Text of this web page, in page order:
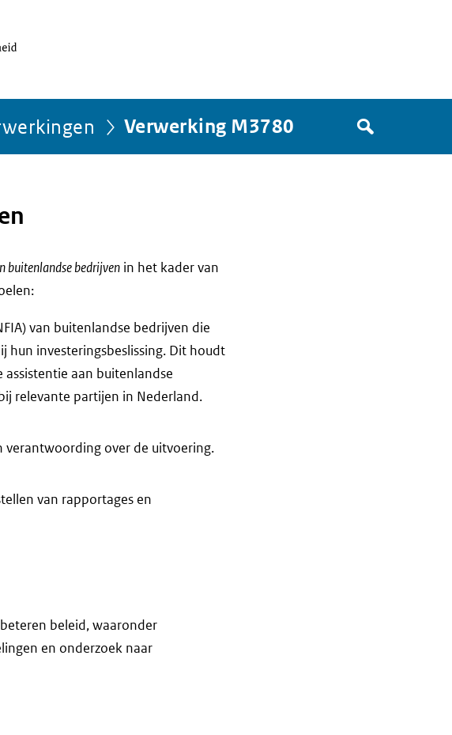
Verwerking M3780
Zoek
in
het
buitenlandse bedrijven in het kader van
van buitenlandse bedrijven die
hun investeringsbeslissing. Dit houdt
aan buitenlandse
relevante partijen in Nederland.
verantwoording over de uitvoering.
van rapportages en
beleid, waaronder
en onderzoek naar